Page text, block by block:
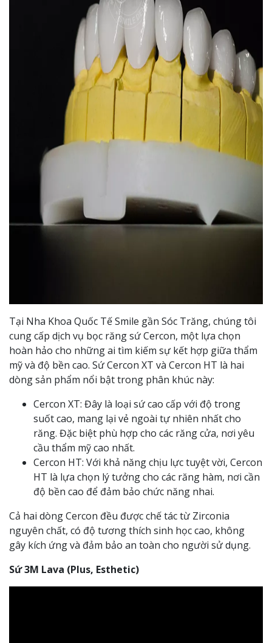
Tại Nha Khoa Quốc Tế Smile gần Sóc Trăng, chúng tôi
cung cấp dịch vụ bọc răng sứ Cercon, một lựa chọn
hoàn hảo cho những ai tìm kiếm sự kết hợp giữa thẩm
mỹ và độ bền cao. Sứ Cercon XT và Cercon HT là hai
dòng sản phẩm nổi bật trong phân khúc này:
Cercon XT: Đây là loại sứ cao cấp với độ trong
suốt cao, mang lại vẻ ngoài tự nhiên nhất cho
răng. Đặc biệt phù hợp cho các răng cửa, nơi yêu
cầu thẩm mỹ cao nhất.
Cercon HT: Với khả năng chịu lực tuyệt vời, Cercon
HT là lựa chọn lý tưởng cho các răng hàm, nơi cần
độ bền cao để đảm bảo chức năng nhai.
Cả hai dòng Cercon đều được chế tác từ Zirconia
nguyên chất, có độ tương thích sinh học cao, không
gây kích ứng và đảm bảo an toàn cho người sử dụng.
Sứ 3M Lava (Plus, Esthetic)